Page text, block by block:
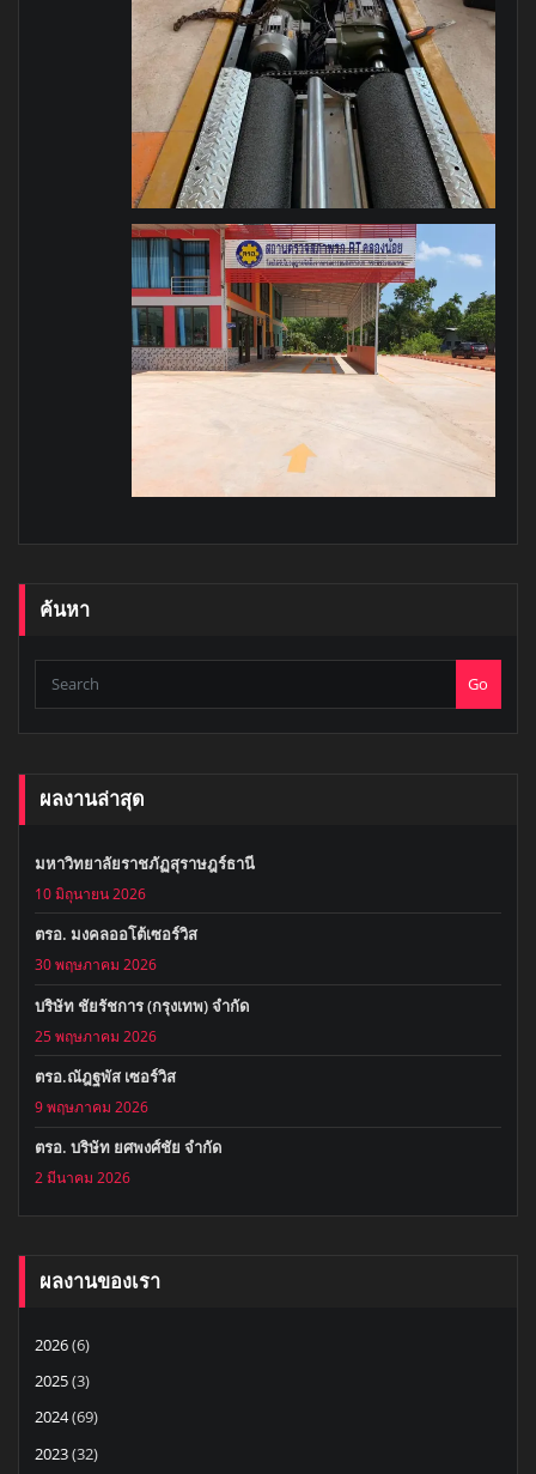
ค้นหา
Go
ผลงานล่าสุด
มหาวิทยาลัยราชภัฏสุราษฎร์ธานี
10 มิถุนายน 2026
ตรอ. มงคลออโต้เซอร์วิส
30 พฤษภาคม 2026
บริษัท ชัยรัชการ (กรุงเทพ) จำกัด
25 พฤษภาคม 2026
ตรอ.ณัฎฐพัส เซอร์วิส
9 พฤษภาคม 2026
ตรอ. บริษัท ยศพงศ์ชัย จำกัด
2 มีนาคม 2026
ผลงานของเรา
2026(6)
2025(3)
2024(69)
2023(32)